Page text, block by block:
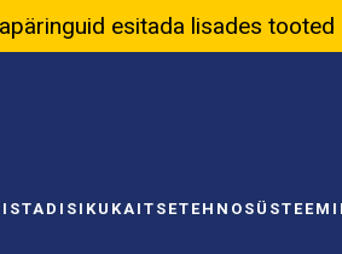
esitada lisades tooted
ISIKUKAITSE